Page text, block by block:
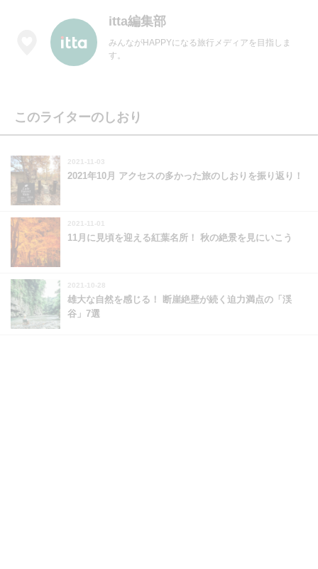
itta編集部
みんながHAPPYになる旅行メディアを目指しま
す。
このライターのしおり
2021-11-03
2021年10月 アクセスの多かった旅のしおりを振り返り！
2021-11-01
11月に見頃を迎える紅葉名所！ 秋の絶景を見にいこう
2021-10-28
雄大な自然を感じる！ 断崖絶壁が続く迫力満点の「渓
谷」7選